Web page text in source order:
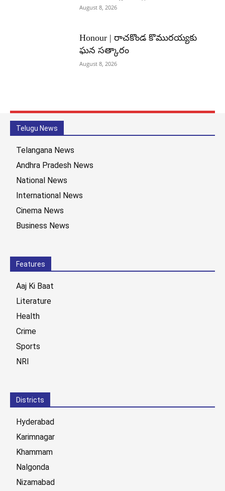
August 8, 2026
Honour | రాచకొండ కొమురయ్యకు
ఘన సత్కారం
August 8, 2026
Telugu News
Telangana News
Andhra Pradesh News
National News
International News
Cinema News
Business News
Features
Aaj Ki Baat
Literature
Health
Crime
Sports
NRI
Districts
Hyderabad
Karimnagar
Khammam
Nalgonda
Nizamabad